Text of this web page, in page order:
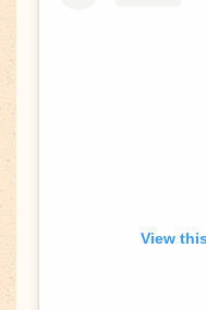
View